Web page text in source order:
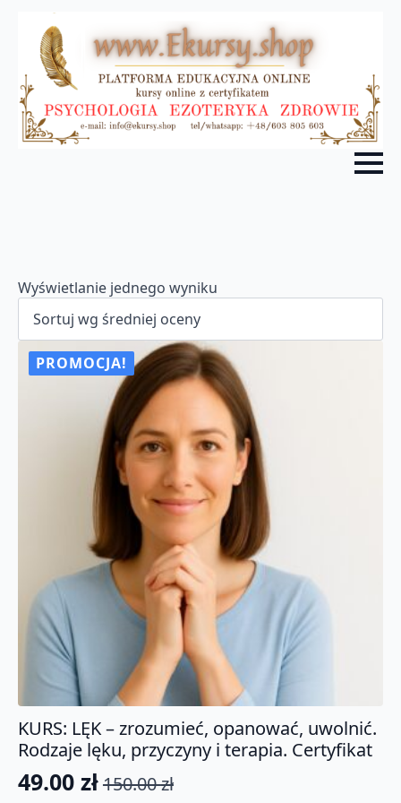
Wyświetlanie jednego wyniku
PROMOCJA!
KURS: LĘK – zrozumieć, opanować, uwolnić.
Rodzaje lęku, przyczyny i terapia. Certyfikat
150.00zł
Pierwotna
49.00 zł
Aktualna